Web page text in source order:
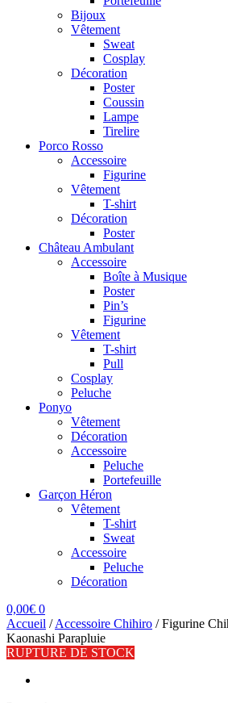
Bijoux
Vêtement
Sweat
Cosplay
Décoration
Poster
Coussin
Lampe
Tirelire
Porco Rosso
Accessoire
Figurine
Vêtement
T-shirt
Décoration
Poster
Château Ambulant
Accessoire
Boîte à Musique
Poster
Pin’s
Figurine
Vêtement
T-shirt
Pull
Cosplay
Peluche
Ponyo
Vêtement
Décoration
Accessoire
Peluche
Portefeuille
Garçon Héron
Vêtement
T-shirt
Sweat
Accessoire
Peluche
Décoration
0,00€ 0
Accueil /Accessoire Chihiro /Figurine
Kaonashi Parapluie
RUPTURE DE STOCK